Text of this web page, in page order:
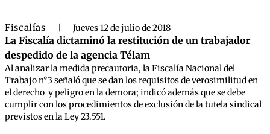
Fiscalías Jueves 12 de julio de 2018
La Fiscalía dictaminó la restitución de un trabajador
despedido de la agencia Télam
Al analizar la medida precautoria, la Fiscalía Nacional del
Trabajo n°3 señaló que se dan los requisitos de verosimilitud en
el derecho y peligro en la demora; indicó además que se debe
cumplir con los procedimientos de exclusión de la tutela sindical
previstos en la Ley 23.551.